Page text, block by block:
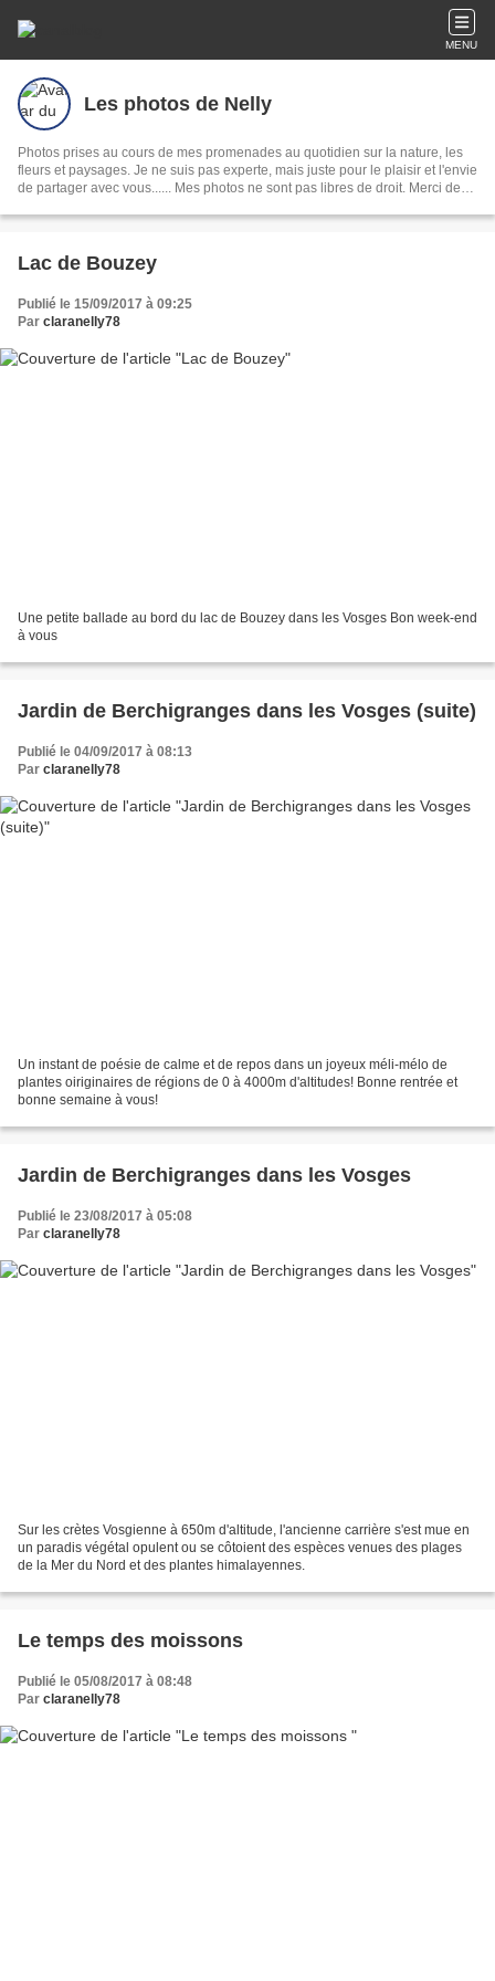
MENU
Les photos de Nelly
Photos prises au cours de mes promenades au quotidien sur la nature, les
fleurs et paysages. Je ne suis pas experte, mais juste pour le plaisir et l'envie
de partager avec vous...... Mes photos ne sont pas libres de droit. Merci de
Lac de Bouzey
Publié le 15/09/2017 à 09:25
Par claranelly78
Une petite ballade au bord du lac de Bouzey dans les Vosges Bon week-end
à vous
Jardin de Berchigranges dans les Vosges (suite)
Publié le 04/09/2017 à 08:13
Par claranelly78
Un instant de poésie de calme et de repos dans un joyeux méli-mélo de
plantes oiriginaires de régions de 0 à 4000m d'altitudes! Bonne rentrée et
bonne semaine à vous!
Jardin de Berchigranges dans les Vosges
Publié le 23/08/2017 à 05:08
Par claranelly78
Sur les crètes Vosgienne à 650m d'altitude, l'ancienne carrière s'est mue en
un paradis végétal opulent ou se côtoient des espèces venues des plages
de la Mer du Nord et des plantes himalayennes.
Le temps des moissons
Publié le 05/08/2017 à 08:48
Par claranelly78